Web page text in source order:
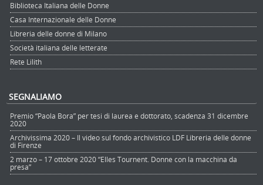
Biblioteca Italiana delle Donne
Casa Internazionale delle Donne
Libreria delle donne di Milano
Società italiana delle letterate
Rete Lilith
SEGNALIAMO
Premio “Paola Bora” per tesi di laurea e dottorato, scadenza 31 dicembre
2020
Archivissima 2020 – Il video sul fondo archivistico LDF Libreria delle donne
di Firenze
2 marzo – 17 ottobre 2020 “Elles Tournent. Donne con la macchina da
presa”